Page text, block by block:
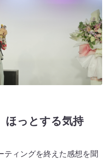
ほっとする気持
ティングを終えた感想を聞